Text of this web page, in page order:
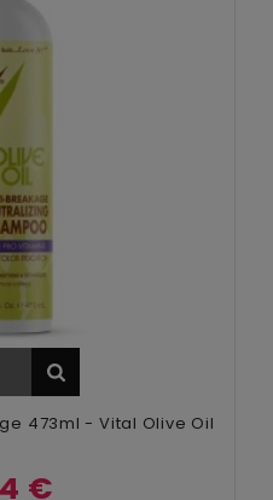
473ml - Vital Olive Oil
€